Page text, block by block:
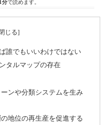
分で読めます。
誰でもいいわけではない
タルマップの存在
ンや分類システムを生み
地位の再生産を促進する